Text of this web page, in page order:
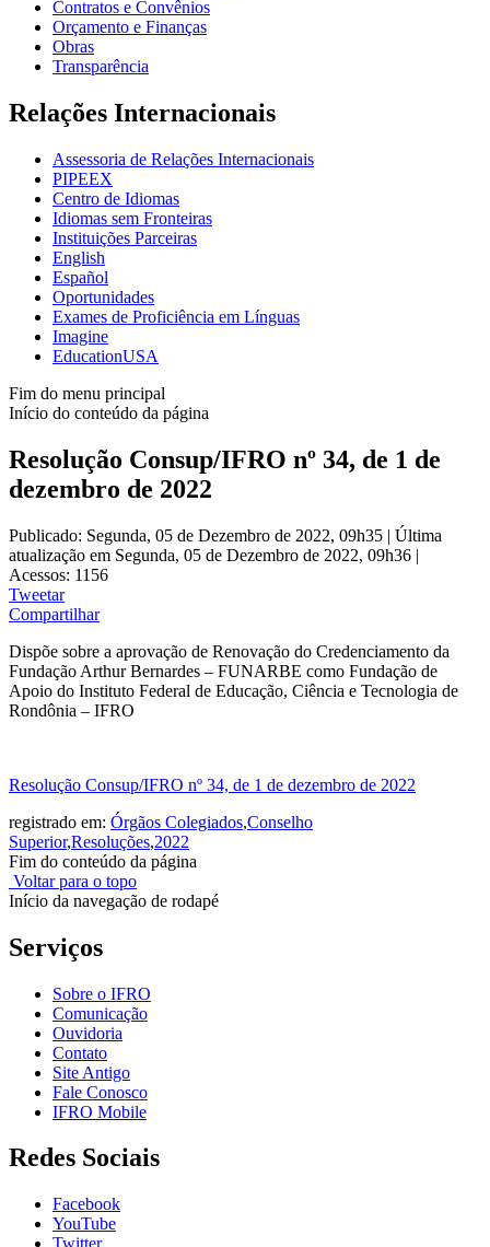
Contratos e Convênios
Orçamento e Finanças
Obras
Transparência
Relações Internacionais
Assessoria de Relações Internacionais
PIPEEX
Centro de Idiomas
Idiomas sem Fronteiras
Instituições Parceiras
English
Español
Oportunidades
Exames de Proficiência em Línguas
Imagine
EducationUSA
Fim do menu principal
Início do conteúdo da página
Resolução Consup/IFRO nº 34, de 1 de
dezembro de 2022
Publicado: Segunda, 05 de Dezembro de 2022, 09h35 | Última
atualização em Segunda, 05 de Dezembro de 2022, 09h36 |
Acessos: 1156
Tweetar
Compartilhar
Dispõe sobre a aprovação de Renovação do Credenciamento da
Fundação Arthur Bernardes ‒ FUNARBE como Fundação de
Apoio do Instituto Federal de Educação, Ciência e Tecnologia de
Rondônia ‒ IFRO
Resolução Consup/IFRO nº 34, de 1 de dezembro de 2022
registrado em: Órgãos Colegiados,Conselho
Superior,Resoluções,2022
Fim do conteúdo da página
Voltar para o topo
Início da navegação de rodapé
Serviços
Sobre o IFRO
Comunicação
Ouvidoria
Contato
Site Antigo
Fale Conosco
IFRO Mobile
Redes Sociais
Facebook
YouTube